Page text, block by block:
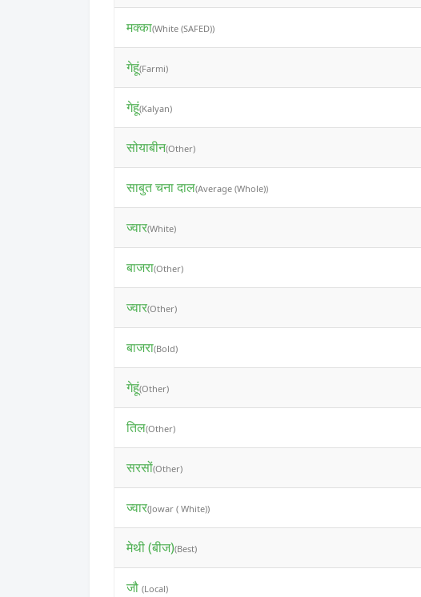
मक्का(White (SAFED))
गेहूं(Farmi)
गेहूं(Kalyan)
सोयाबीन(Other)
साबुत चना दाल(Average (Whole))
ज्वार(White)
बाजरा(Other)
ज्वार(Other)
बाजरा(Bold)
गेहूं(Other)
तिल(Other)
सरसों(Other)
ज्वार(Jowar ( White))
मेथी (बीज)(Best)
जौ (Local)